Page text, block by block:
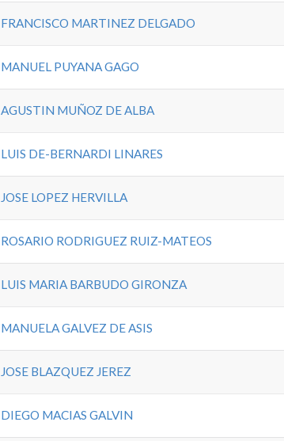
FRANCISCO MARTINEZ DELGADO
MANUEL PUYANA GAGO
AGUSTIN MUÑOZ DE ALBA
LUIS DE-BERNARDI LINARES
JOSE LOPEZ HERVILLA
ROSARIO RODRIGUEZ RUIZ-MATEOS
LUIS MARIA BARBUDO GIRONZA
MANUELA GALVEZ DE ASIS
JOSE BLAZQUEZ JEREZ
DIEGO MACIAS GALVIN